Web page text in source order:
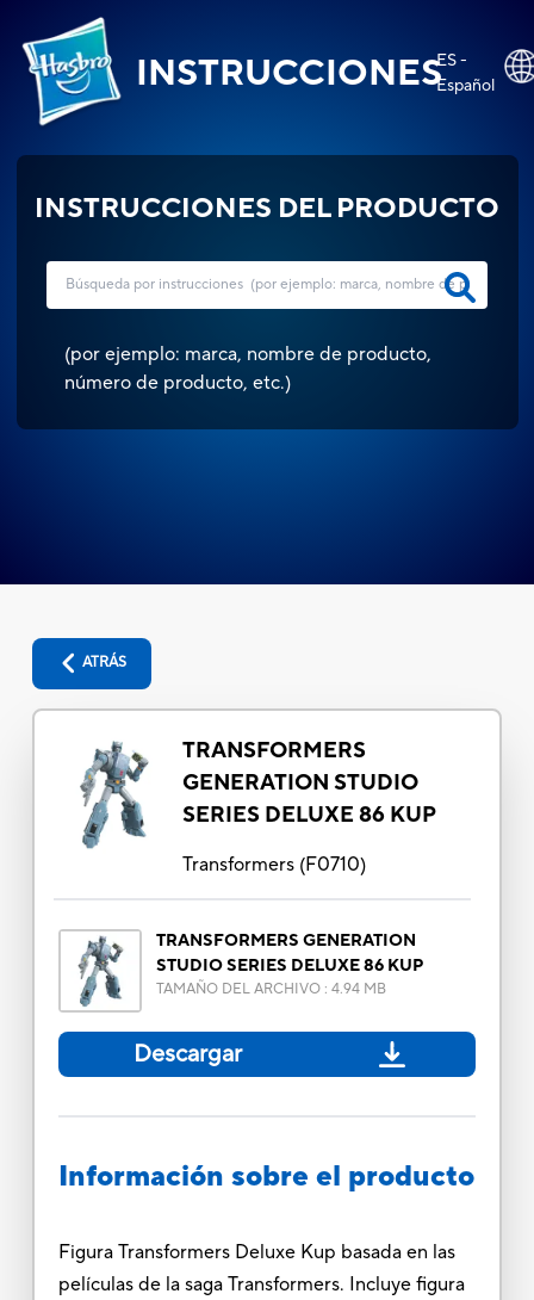
INSTRUCCIONESES -
Español
INSTRUCCIONES DEL PRODUCTO
(por ejemplo: marca, nombre de producto,
número de producto, etc.)
ATRÁS
TRANSFORMERS
GENERATION STUDIO
SERIES DELUXE 86 KUP
Transformers(F0710)
TRANSFORMERS GENERATION
STUDIO SERIES DELUXE 86 KUP
TAMAÑO DEL ARCHIVO: 4.94 MB
Descargar
Información sobre el producto
Figura Transformers Deluxe Kup basada en las
películas de la saga Transformers. Incluye figura